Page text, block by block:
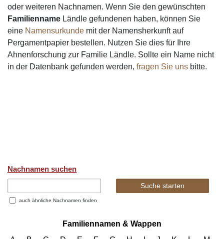
oder weiteren Nachnamen. Wenn Sie den gewünschten
Familienname Ländle gefundenen haben, können Sie
eine Namensurkunde mit der Namensherkunft auf
Pergamentpapier bestellen. Nutzen Sie dies für Ihre
Ahnenforschung zur Familie Ländle. Sollte ein Name nicht
in der Datenbank gefunden werden, fragen Sie uns bitte.
Nachnamen suchen
auch ähnliche Nachnamen finden
Familiennamen & Wappen